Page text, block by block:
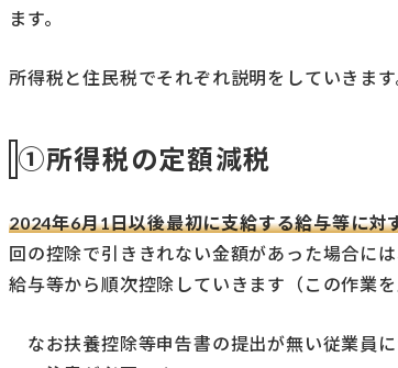
ます。
所得税と住民税でそれぞれ説明をしていきます
①所得税の定額減税
2024年6月1日以後最初に支給する給与等に対
回の控除で引ききれない金額があった場合に
給与等から順次控除していきます（この作業
なお扶養控除等申告書の提出が無い従業員